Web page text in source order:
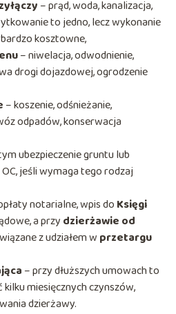
– prąd, woda, kanalizacja,
to jedno, lecz wykonanie
kosztowne,
– niwelacja, odwodnienie,
drogi dojazdowej, ogrodzenie
– koszenie, odśnieżanie,
odpadów, konserwacja
ubezpieczenie gruntu lub
jeśli wymaga tego rodzaj
notarialne, wpis do Księgi
a przy dzierżawie od
z udziałem w przetargu
– przy dłuższych umowach to
miesięcznych czynszów,
dzierżawy.